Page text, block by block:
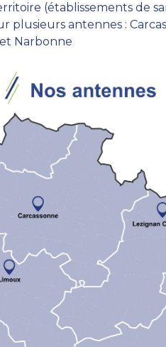
(établissements de
plusieurs antennes :
Narbonne